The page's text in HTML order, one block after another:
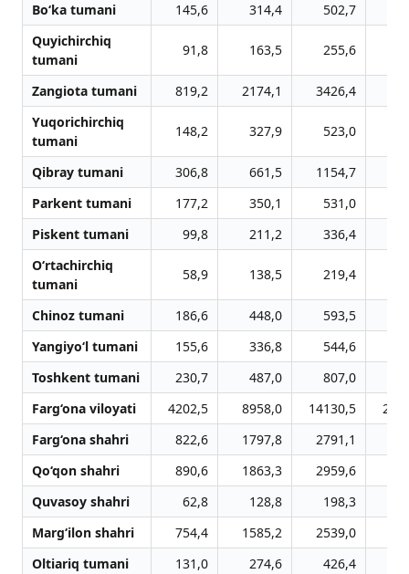
Bo‘ka tumani 145,6 314,4 502,7
Quyichirchiq
tumani
91,8 163,5 255,6
Zangiota tumani 819,2 2174,1 3426,4
Yuqorichirchiq
tumani
148,2 327,9 523,0
Qibray tumani 306,8 661,5 1154,7
Parkent tumani
177,2 350,1 531,0
Piskent tumani
99,8 211,2 336,4
O‘rtachirchiq
tumani
58,9 138,5 219,4
Chinoz tumani 186,6 448,0 593,5
Yangiyo‘l tumani
155,6 336,8 544,6
Toshkent tumani
230,7 487,0 807,0
Farg‘ona viloyati
4202,5 8958,0 14130,5
Farg‘ona shahri
822,6 1797,8 2791,1
Qo‘qon shahri
890,6 1863,3 2959,6
Quvasoy shahri
62,8 128,8 198,3
Marg‘ilon shahri
754,4 1585,2 2539,0
Oltiariq tumani
131,0 274,6 426,4